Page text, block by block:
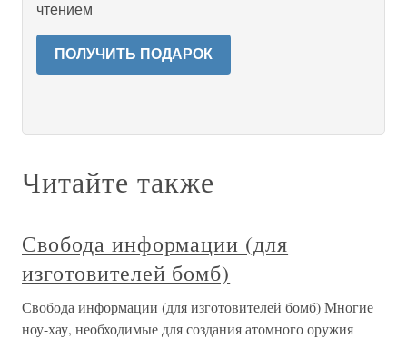
чтением
ПОЛУЧИТЬ ПОДАРОК
Читайте также
Свобода информации (для
изготовителей бомб)
Свобода информации (для изготовителей бомб) Многие
ноу-хау, необходимые для создания атомного оружия